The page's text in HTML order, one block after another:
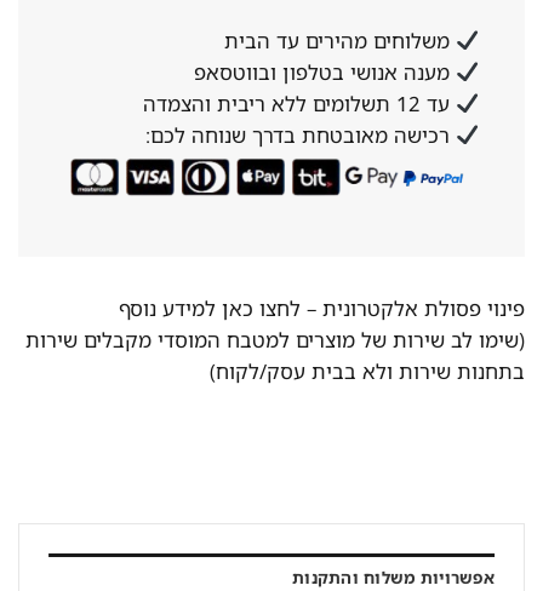
משלוחים מהירים עד הבית
מענה אנושי בטלפון ובווטסאפ
עד 12 תשלומים ללא ריבית והצמדה
רכישה מאובטחת בדרך שנוחה לכם:
פינוי פסולת אלקטרונית – לחצו כאן למידע נוסף
(שימו לב שירות של מוצרים למטבח המוסדי מקבלים שירות
בתחנות שירות ולא בבית עסק/לקוח)
אפשרויות משלוח והתקנות